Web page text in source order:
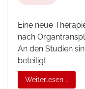
Eine neue
nach
An den Studien
beteiligt.
Weiterlesen …